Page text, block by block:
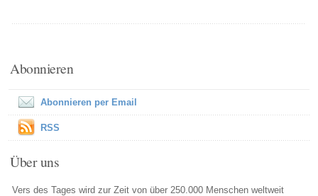
Abonnieren
Abonnieren per Email
RSS
Über uns
Vers des Tages wird zur Zeit von über 250.000 Menschen weltweit